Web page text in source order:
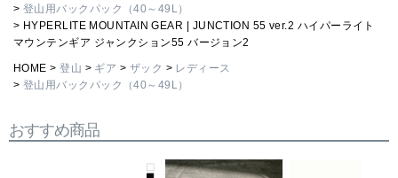
登山用バックパック（40～49L）
HYPERLITE MOUNTAIN GEAR | JUNCTION 55 ver.2 ハイパーライト
マウンテンギア ジャンクション55 バージョン2
HOME 登山 ギア ザック
レディース
登山用バックパック（40～49L）
おすすめ商品